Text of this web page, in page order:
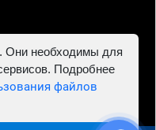
781302555843,
Они необходимы для
Подробнее
файлов